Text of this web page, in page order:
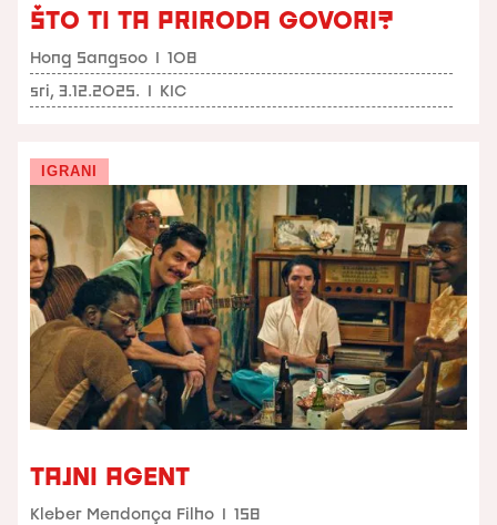
ŠTO TI TA PRIRODA GOVORI?
Hong Sangsoo I 108
sri, 3.12.2025. I KIC
IGRANI
TAJNI AGENT
Kleber Mendonça Filho I 158